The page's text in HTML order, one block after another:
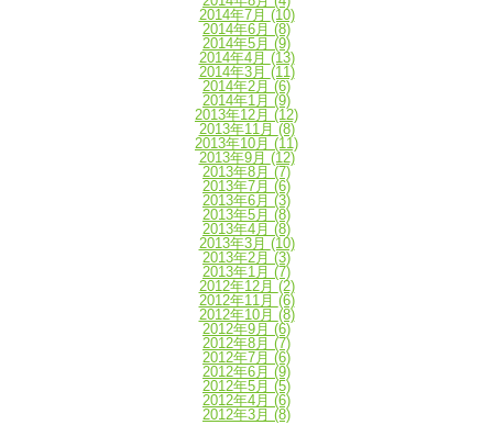
2014年7月 (10)
2014年6月 (8)
2014年5月 (9)
2014年4月 (13)
2014年3月 (11)
2014年2月 (6)
2014年1月 (9)
2013年12月 (12)
2013年11月 (8)
2013年10月 (11)
2013年9月 (12)
2013年8月 (7)
2013年7月 (6)
2013年6月 (3)
2013年5月 (8)
2013年4月 (8)
2013年3月 (10)
2013年2月 (3)
2013年1月 (7)
2012年12月 (2)
2012年11月 (6)
2012年10月 (8)
2012年9月 (6)
2012年8月 (7)
2012年7月 (6)
2012年6月 (9)
2012年5月 (5)
2012年4月 (6)
2012年3月 (8)